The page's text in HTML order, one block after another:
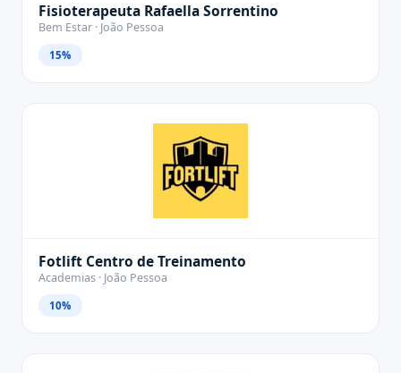
Fisioterapeuta Rafaella Sorrentino
Bem Estar · João Pessoa
15%
Fotlift Centro de Treinamento
Academias · João Pessoa
10%